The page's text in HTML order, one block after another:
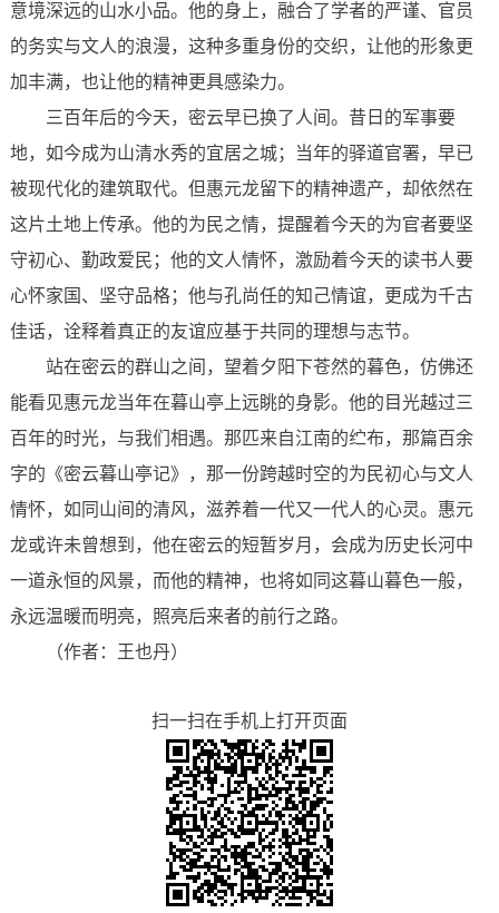
意境深远的山水小品。他的身上，融合了学者的严谨、官员
的务实与文人的浪漫，这种多重身份的交织，让他的形象更
加丰满，也让他的精神更具感染力。
三百年后的今天，密云早已换了人间。昔日的军事要
地，如今成为山清水秀的宜居之城；当年的驿道官署，早已
被现代化的建筑取代。但惠元龙留下的精神遗产，却依然在
这片土地上传承。他的为民之情，提醒着今天的为官者要坚
守初心、勤政爱民；他的文人情怀，激励着今天的读书人要
心怀家国、坚守品格；他与孔尚任的知己情谊，更成为千古
佳话，诠释着真正的友谊应基于共同的理想与志节。
站在密云的群山之间，望着夕阳下苍然的暮色，仿佛还
能看见惠元龙当年在暮山亭上远眺的身影。他的目光越过三
百年的时光，与我们相遇。那匹来自江南的纻布，那篇百余
字的《密云暮山亭记》，那一份跨越时空的为民初心与文人
情怀，如同山间的清风，滋养着一代又一代人的心灵。惠元
龙或许未曾想到，他在密云的短暂岁月，会成为历史长河中
一道永恒的风景，而他的精神，也将如同这暮山暮色一般，
永远温暖而明亮，照亮后来者的前行之路。
（作者：王也丹）
扫一扫在手机上打开页面